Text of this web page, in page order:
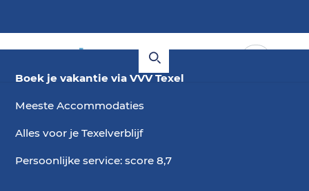
Boek je vakantie via VVV Texel
Meeste Accommodaties
Alles voor je Texelverblijf
Persoonlijke service: score 8,7